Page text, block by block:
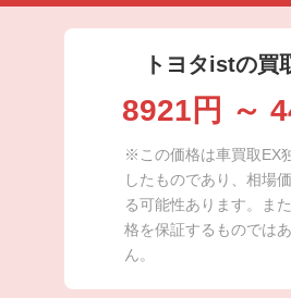
トヨタistの買
8921 円 ～
※この価格は車買取EX
したものであり、相場
る可能性あります。ま
格を保証するものでは
ん。